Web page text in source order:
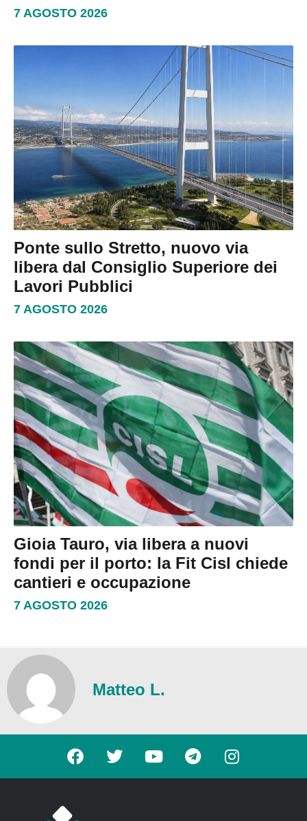
7 AGOSTO 2026
Ponte sullo Stretto, nuovo via
libera dal Consiglio Superiore dei
Lavori Pubblici
7 AGOSTO 2026
Gioia Tauro, via libera a nuovi
fondi per il porto: la Fit Cisl chiede
cantieri e occupazione
7 AGOSTO 2026
Matteo L.